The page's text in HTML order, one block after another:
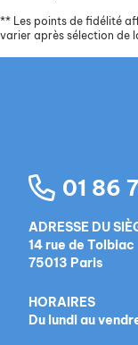
** Les points de fidélité
varier après sélection de
01 86
ADRESSE DU
14 rue de Tolbiac
75013 Paris
HORAIRES
Du lundi au